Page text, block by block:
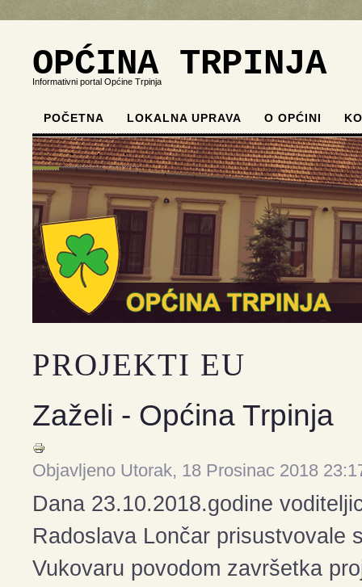
OPĆINA TRPINJA
Informativni portal Općine Trpinja
POČETNA LOKALNA UPRAVA O OPĆINI
. . . .
PROJEKTI EU
Zaželi - Općina Trpinja
Objavljeno Utorak, 18 Prosinac 2018
Dana 23.10.2018.godine
Radoslava Lončar prisustvovale
Vukovaru povodom završetka